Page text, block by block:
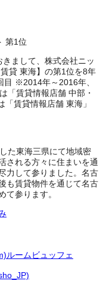
まして、株式会社ニッ
貸 東海】の第1位を8年
目 ※2014年～2016年、
「賃貸情報店舗 中部・
賃貸情報店舗 東海」
た東海三県にて地域密
される方々に住まいを通
力して参りました。名古
も賃貸物件を通じて名古
て参ります。
ルームビュッフェ